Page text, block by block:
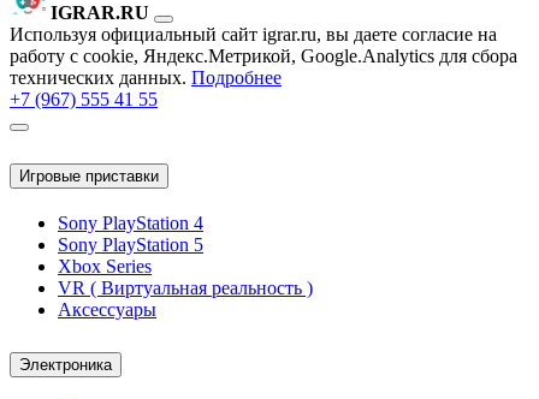
IGRAR.RU
Используя официальный сайт igrar.ru, вы даете согласие на
работу с cookie, Яндекс.Метрикой, Google.Analytics для сбора
технических данных. Подробнее
+7 (967) 555 41 55
Игровые приставки
Sony PlayStation 4
Sony PlayStation 5
Xbox Series
VR ( Виртуальная реальность )
Аксессуары
Электроника